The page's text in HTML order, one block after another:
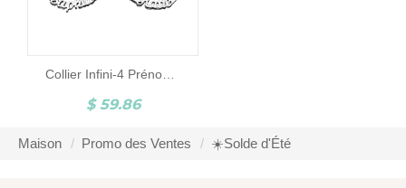
Collier Infini-4 Prénoms-Argent
$ 59.86
Maison Promo des Ventes ☀️Solde d'Été